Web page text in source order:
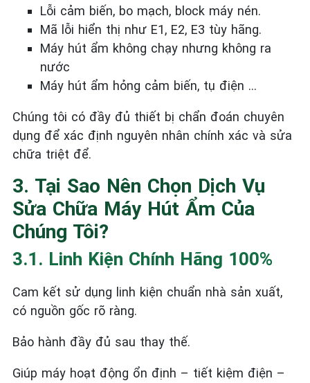
Lỗi cảm biến, bo mạch, block máy nén.
Mã lỗi hiển thị như E1, E2, E3 tùy hãng.
Máy hút ẩm không chạy nhưng không ra
nước
Máy hút ẩm hỏng cảm biến, tụ điện …
Chúng tôi có đầy đủ thiết bị chẩn đoán chuyên
dụng để xác định nguyên nhân chính xác và sửa
chữa triệt để.
3. Tại Sao Nên Chọn Dịch Vụ
Sửa Chữa Máy Hút Ẩm Của
Chúng Tôi?
3.1. Linh Kiện Chính Hãng 100%
Cam kết sử dụng linh kiện chuẩn nhà sản xuất,
có nguồn gốc rõ ràng.
Bảo hành đầy đủ sau thay thế.
Giúp máy hoạt động ổn định – tiết kiệm điện –